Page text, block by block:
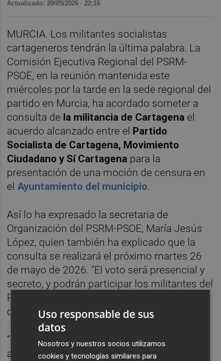
Actualizado: 20/05/2026 · 22:16
MURCIA. Los militantes socialistas
cartageneros tendrán la última palabra. La
Comisión Ejecutiva Regional del PSRM-
PSOE, en la reunión mantenida este
miércoles por la tarde en la sede regional del
partido en Murcia, ha acordado someter a
consulta de la militancia de Cartagena el
acuerdo alcanzado entre el Partido
Socialista de Cartagena, Movimiento
Ciudadano y Sí Cartagena para la
presentación de una moción de censura en
elAyuntamiento del municipio.
Así lo ha expresado la secretaria de
Organización del PSRM-PSOE, María Jesús
López, quien también ha explicado que la
consulta se realizará el próximo martes 26
de mayo de 2026. “El voto será presencial y
secreto, y podrán participar los militantes del
Partido Socialista y Juventudes Socialistas
de Cartagena”.
“El Partido Socialista de Cartagena ha
alcanzado un acuerdo con Movimiento
Uso responsable de sus
datos
Nosotros y nuestros socios utilizamos
cookies y tecnologías similares para